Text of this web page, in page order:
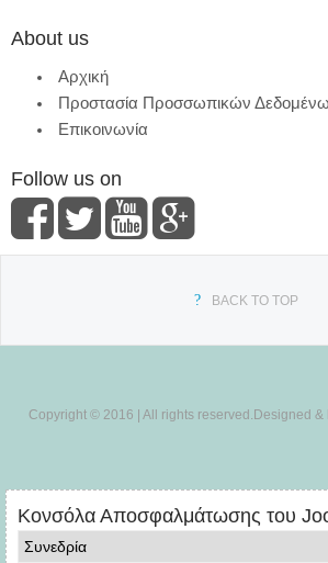
About us
Αρχική
Προστασία Προσσωπικών
Επικοινωνία
Follow us on
BACK TO TOP
Copyright © 2016 | All rights reserved.Designed
Κονσόλα Αποσφαλμάτωσης του
Συνεδρία